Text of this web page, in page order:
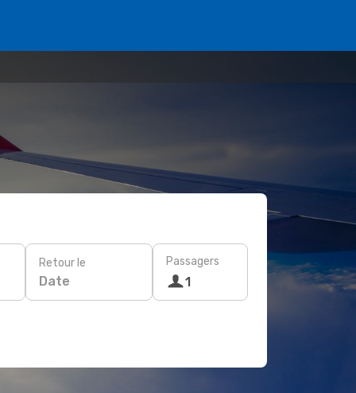
Retour le
Date
Passagers
1